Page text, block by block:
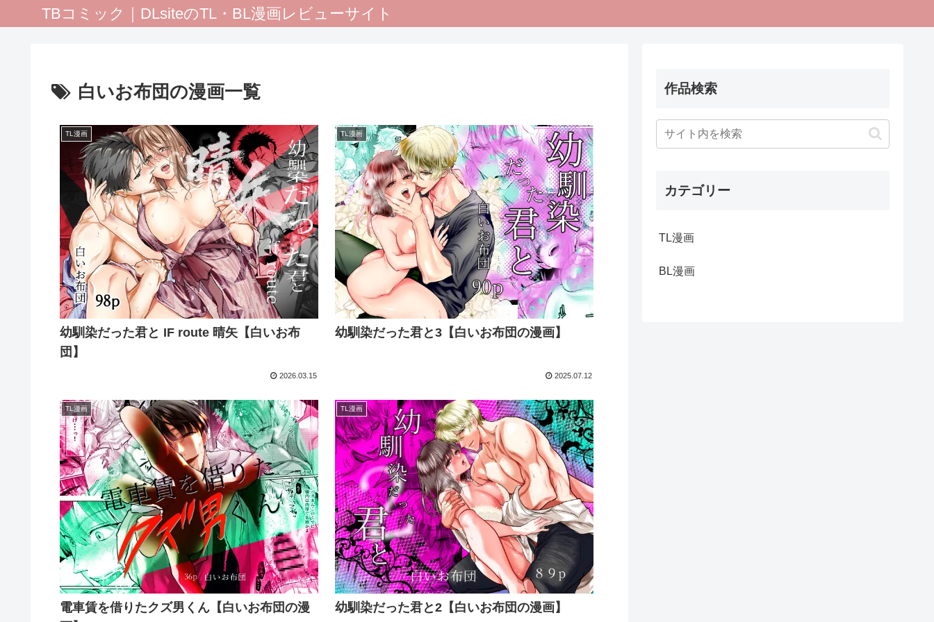
TBコミック｜DLsiteのTL・BL漫画レビューサイト
白いお布団の漫画一覧
TL漫画
幼馴染だった君と IF route 晴矢【白いお布
団】
2026.03.15
TL漫画
幼馴染だった君と3【白いお布団の漫画】
2025.07.12
TL漫画
電車賃を借りたクズ男くん【白いお布団の漫
TL漫画
幼馴染だった君と2【白いお布団の漫画】
作品検索
カテゴリー
TL漫画
BL漫画